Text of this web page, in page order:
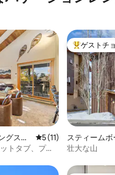
評価
グスの
レビュー11件、5つ星
5 (11)
トタブ、プー
大好評のゲ
ゲストチ
スティーム
町家・長屋
壮大な山